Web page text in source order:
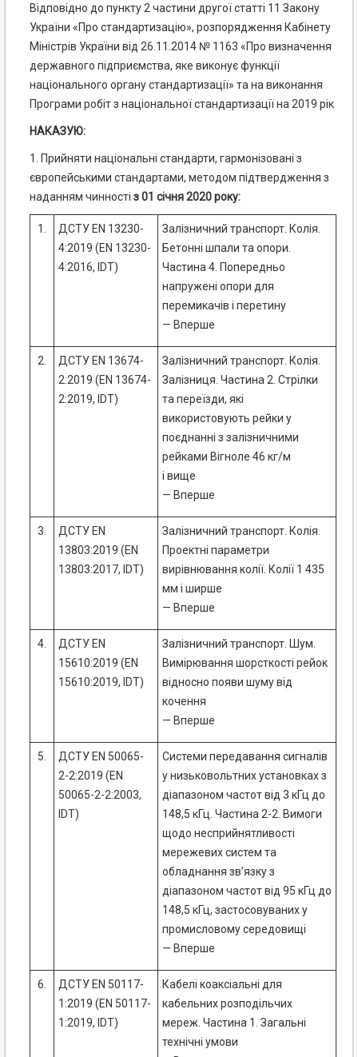
Відповідно до пункту 2 частини другої статті 11 Закону
України «Про стандартизацію», розпорядження Кабінету
Міністрів України від 26.11.2014 № 1163 «Про визначення
державного підприємства, яке виконує функції
національного органу стандартизації» та на виконання
Програми робіт з національної стандартизації на 2019 рік
НАКАЗУЮ:
1. Прийняти національні стандарти, гармонізовані з
європейськими стандартами, методом підтвердження з
наданням чинності з 01 січня2020 року:
1.
ДСТУ EN 13230-
4:2019 (EN 13230-
4:2016, IDT)
Залізничний транспорт. Колія.
Бетонні шпали та опори.
Частина 4. Попередньо
напружені опори для
перемикачів і перетину
— Вперше
2.
ДСТУ EN 13674-
2:2019 (EN 13674-
2:2019, IDT)
Залізничний транспорт. Колія.
Залізниця. Частина 2. Стрілки
та переїзди, які
використовують рейки у
поєднанні з залізничними
рейками Вігноле 46 кг/м
і вище
— Вперше
3.
ДСТУ EN
13803:2019 (EN
13803:2017, IDT)
Залізничний транспорт. Колія.
Проектні параметри
вирівнювання колії. Колії 1 435
мм і ширше
— Вперше
4.
ДСТУ EN
15610:2019 (EN
15610:2019, IDT)
Залізничний транспорт. Шум.
Вимірювання шорсткості рейок
відносно появи шуму від
кочення
— Вперше
5.
ДСТУ EN 50065-
2-2:2019 (EN
50065-2-2:2003,
IDT)
Системи передавання сигналів
у низьковольтних установках з
діапазоном частот від 3 кГц до
148,5 кГц. Частина 2-2. Вимоги
щодо несприйнятливості
мережевих систем та
обладнання зв’язку з
діапазоном частот від 95 кГц до
148,5 кГц, застосовуваних у
промисловому середовищі
— Вперше
6.
ДСТУ EN 50117-
1:2019 (EN 50117-
1:2019, IDT)
Кабелі коаксіальні для
кабельних розподільчих
мереж. Частина 1. Загальні
технічні умови